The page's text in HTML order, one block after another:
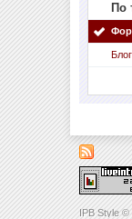
IPB Style ©
По